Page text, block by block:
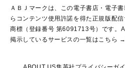
ジャンプルーキー！
ジャンプTOON
S-MANGA
集英社ジャンプリミックス
ウルトラジャンプ
リマコミ＋
マンガMeets
月刊オフィスユー
LEE
Marisol
パラスポ＋！
青春と読書
アジア人物史
集英社新書
集英社新書プラス
よみタイ
集英社オレンジ文庫
シフォン文庫
集英社みらい文庫
S-KIDS.LAND
HAPPY PLUS STORE
shueisha vox
EDITOR'S LAB
ＡＢＪマークは、この電子書店・電子
らコンテンツ使用許諾を得た正規版配
商標（登録番号 第6091713号）です。
掲示しているサービスの一覧はこちら →